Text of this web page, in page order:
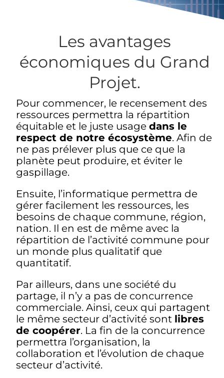
Les avantages
économiques du Grand
Projet.
Pour commencer, le recensement des
ressources permettra la répartition
équitable et le juste usagedans le
respect de notre écosystème. Afin de
ne pas prélever plus que ce que la
planète peut produire, et éviter le
gaspillage.
Ensuite, l’informatique permettra de
gérer facilement les ressources, les
besoins de chaque commune, région,
nation. Il en est de même avec la
répartition de l’activité commune pour
un monde plus qualitatif que
quantitatif.
Par ailleurs, dans une société du
partage, il n’y a pas de concurrence
commerciale. Ainsi, ceux qui partagent
le même secteur d’activité sont libres
de coopérer. La fin de la concurrence
permettra l’organisation, la
collaboration et l’évolution de chaque
secteur d’activité.